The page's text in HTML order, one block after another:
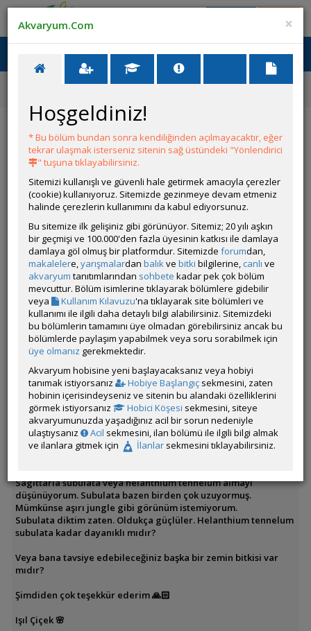
Ana Menü
Bitki Türleri ve Bakımı
Low-tech Akvaryum İçin Zemin Bitkisi
YANIT YAZ Git
2023çiçek
Çevrim Dışı
Gönderim Zamanı:08 Temmuz 2026 14:56
Merhaba,
Akvaryum konusunda süper yeniyim. Akvaryum'um 11 haftalık.
- 65cm ~ 55l su kapasitesi
- Dophin pipo filtre.
- LED olarak Orionled aquaslim 4 renk
- canlılar: ramshorn salyangozu, boynuzlu nerite ve şimdilik 4
adet yellow fire neocaridina
- daha sonra pseudomugil gertrudae almayı düşünüyorum
Pek çok bitkim var fakat bazıları tutmadı.
Tutmayan zemin bitkilerim arasında:
- Hydrocotyle tripartita mini
- eleocharis pusilla
Sagittaria subulata veya helanthium tennelum almayı
düşünüyorum. Subulata bazen birden çok uzuyormuş.
Mümkünse aşırı jungle gibi görünüm istemiyorum.
Subulata diktim zaten. Oldukça güçlüler. Helanthium tennelum
subulata kadar dayanıklı mıdır?
Veya bana tavsiye edebileceğiniz başka bir zemin bitkisi var
mıdır?
Şimdiden çok teşekkür ederim 🙏🏻
Işıl Çiçek 🌸
×
Akvaryum.Com
Hoşgeldiniz!
* Bu bölüm bundan sonra kendiliğinden açılmayacaktır, eğer
tekrar ulaşmak isterseniz sitenin sağ üstündeki "Yönlendirici
" tuşuna tıklayabilirsiniz.
Sitemizi kullanışlı ve güvenli hale getirmek amacıyla çerezler
(cookie) kullanıyoruz. Sitemizde gezinmeye devam etmeniz
halinde çerezlerin kullanımını da kabul ediyorsunuz.
Bu sitemize ilk gelişiniz gibi görünüyor. Sitemiz; 20 yılı aşkın
bir geçmişi ve 100.000'den fazla üyesinin katkısı ile damlaya
damlaya göl olmuş bir platformdur. Sitemizde forumdan,
makalelere,yarışmalardan balıkve bitki bilgilerine, canlı ve
akvaryum tanıtımlarından sohbete kadar pek çok bölüm
mevcuttur. Bölüm isimlerine tıklayarak bölümlere gidebilir
veya
Kullanım Kılavuzu'na tıklayarak site bölümleri ve
kullanımı ile ilgili daha detaylı bilgi alabilirsiniz. Sitemizdeki
bu bölümlerin tamamını üye olmadan görebilirsiniz ancak bu
bölümlerde paylaşım yapabilmek veya soru sorabilmek için
üye olmanız gerekmektedir.
Akvaryum hobisine yeni başlayacaksanız veya hobiyi
tanımak istiyorsanız
Hobiye Başlangıç sekmesini, zaten
hobinin içerisindeyseniz ve sitenin bu alandaki özelliklerini
görmek istiyorsanız
Hobici Köşesi sekmesini, siteye
akvaryumunuzda yaşadığınız acil bir sorun nedeniyle
ulaştıysanız
Acil sekmesini, ilan bölümü ile ilgili bilgi almak
ve ilanlara gitmek için
İlanlar sekmesini tıklayabilirsiniz.